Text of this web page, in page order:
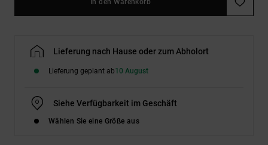
Lieferung nach Hause oder zum Abholort
Lieferung geplant ab10 August
Siehe Verfügbarkeit im Geschäft
Wählen Sie eine Größe aus